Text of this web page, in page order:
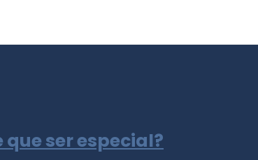
que ser especial?